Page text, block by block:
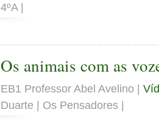
4ºA |
Os animais com as
EB1 Professor Abel Avelino |
Duarte | Os Pensadores |